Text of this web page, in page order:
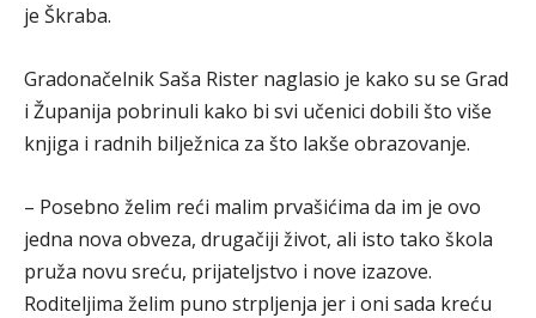
je Škraba.
Gradonačelnik Saša Rister naglasio je kako su se Grad
i Županija pobrinuli kako bi svi učenici dobili što više
knjiga i radnih bilježnica za što lakše obrazovanje.
– Posebno želim reći malim prvašićima da im je ovo
jedna nova obveza, drugačiji život, ali isto tako škola
pruža novu sreću, prijateljstvo i nove izazove.
Roditeljima želim puno strpljenja jer i oni sada kreću